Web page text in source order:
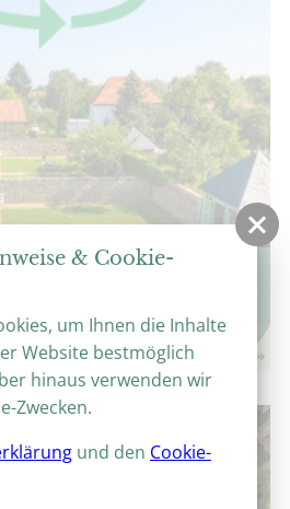
& Cookie-
um Ihnen die Inhalte
Website bestmöglich
hinaus verwenden wir
Zwecken.
und den Cookie-